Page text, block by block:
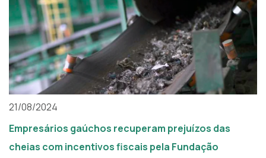
21/08/2024
Empresários gaúchos recuperam prejuízos das
cheias com incentivos fiscais pela Fundação